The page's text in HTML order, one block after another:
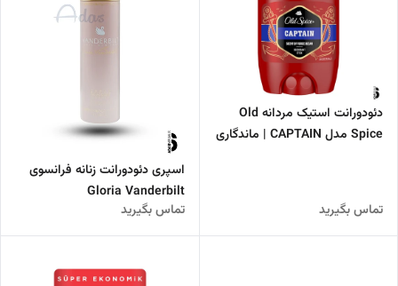
دئودورانت استیک مردانه Old
Spice مدل CAPTAIN | ماندگاری
تماس بگیرید
اسپری دئودورانت زنانه فرانسوی
Gloria Vanderbilt
تماس بگیرید